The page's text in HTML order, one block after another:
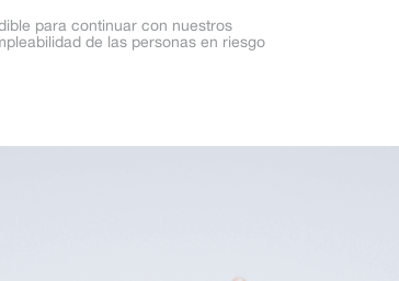
para continuar con nuestros
de las personas en riesgo